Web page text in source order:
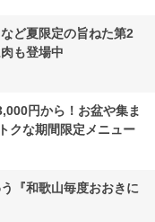
ど夏限定の旨ねた第2
も登場中
円から！お盆や集ま
クな期間限定メニュー
『和歌山毎度おおきに